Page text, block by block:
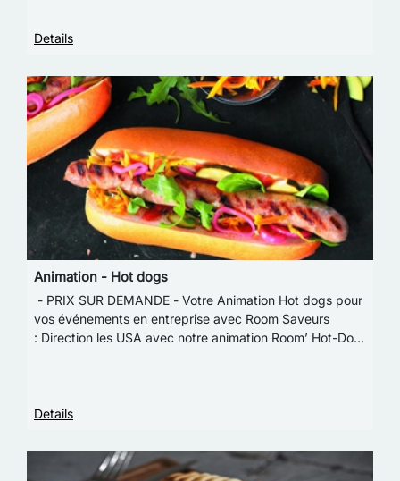
Details
Animation - Hot dogs
- PRIX SUR DEMANDE - Votre Animation Hot dogs pour
vos événements en entreprise avec Room Saveurs
: Direction les USA avec notre animation Room’ Hot-Dog
Details